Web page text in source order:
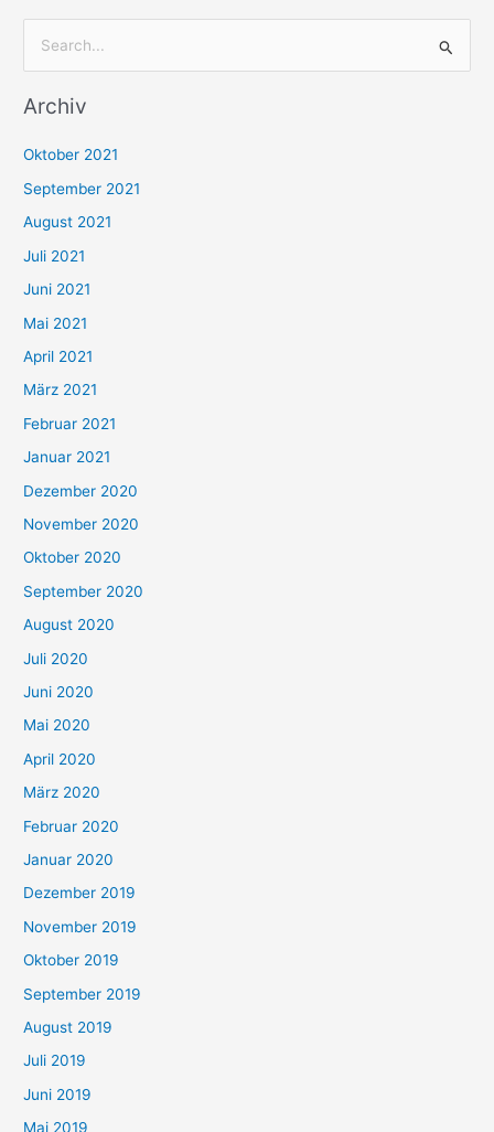
c
n
n
a
c
h
:
Archiv
Oktober 2021
September 2021
August 2021
Juli 2021
Juni 2021
Mai 2021
April 2021
März 2021
Februar 2021
Januar 2021
Dezember 2020
November 2020
Oktober 2020
September 2020
August 2020
Juli 2020
Juni 2020
Mai 2020
April 2020
März 2020
Februar 2020
Januar 2020
Dezember 2019
November 2019
Oktober 2019
September 2019
August 2019
Juli 2019
Juni 2019
Mai 2019